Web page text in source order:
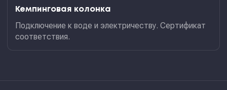
Кемпинговая колонка
Подключение к воде и электричеству. Сертификат
соответствия.